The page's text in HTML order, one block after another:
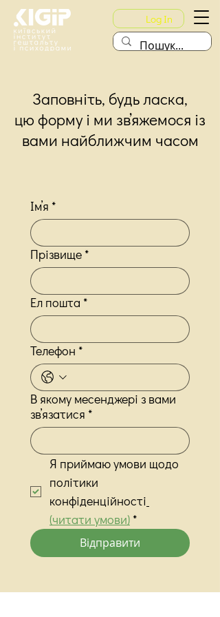
Log In
Заповніть, будь ласка,
цю форму і ми звʼяжемося із
вами найближчим часом
Імʼя *
Прізвище *
Ел пошта *
Телефон *
В якому месенджері з вами
звʼязатися *
Я приймаю умови щодо
політики
конфіденційності
(читати умови) *
Відправити